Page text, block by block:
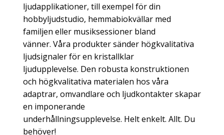
ljudapplikationer, till exempel för din
hobbyljudstudio, hemmabiokvällar med
familjen eller musiksessioner bland
vänner. Våra produkter sänder högkvalitativa
ljudsignaler för en kristallklar
ljudupplevelse. Den robusta konstruktionen
och högkvalitativa materialen hos våra
adaptrar, omvandlare och ljudkontakter skapar
en imponerande
underhållningsupplevelse. Helt enkelt. Allt. Du
behöver!